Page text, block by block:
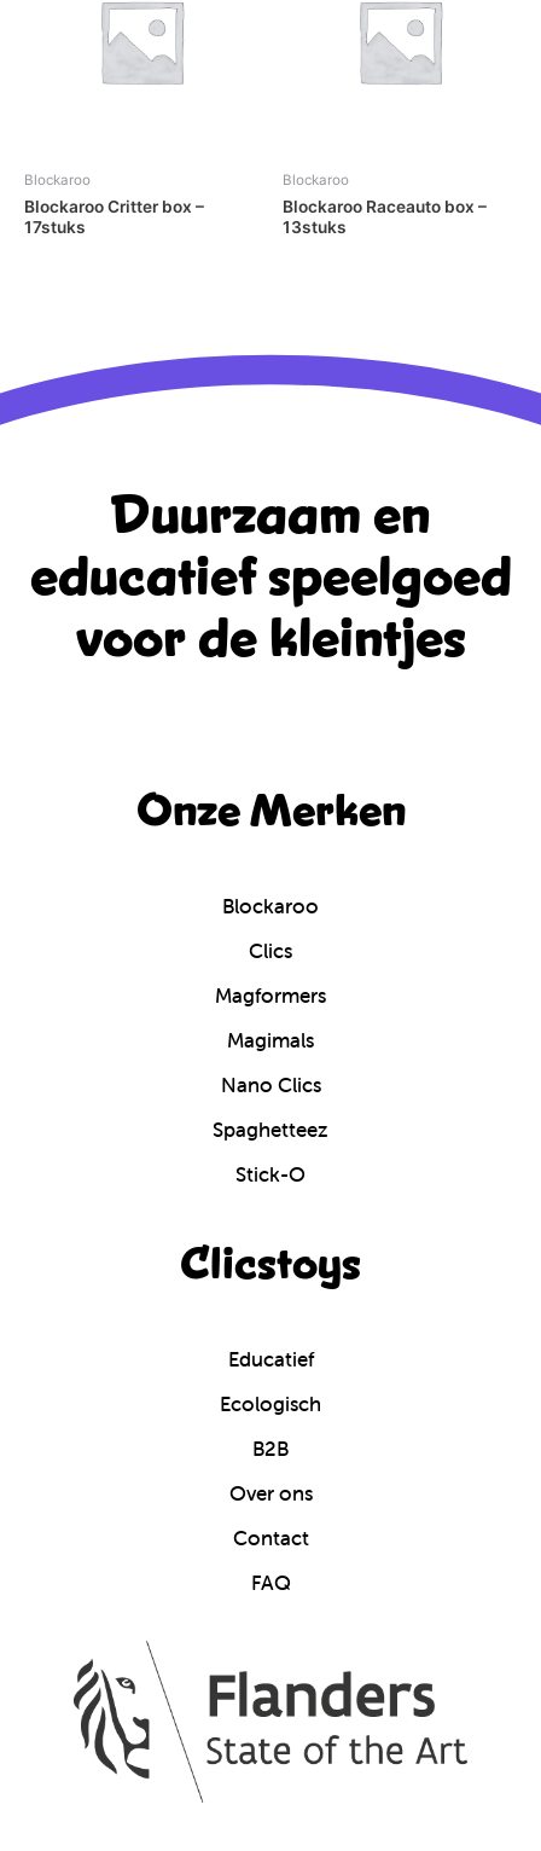
Blockaroo
Blockaroo Critter box –
17stuks
Blockaroo
Blockaroo Raceauto box –
13stuks
Duurzaam en
educatiefspeelgoed
voor de kleintjes
Onze Merken
Blockaroo
Clics
Magformers
Magimals
Nano Clics
Spaghetteez
Stick-O
Clicstoys
Educatief
Ecologisch
B2B
Over ons
Contact
FAQ